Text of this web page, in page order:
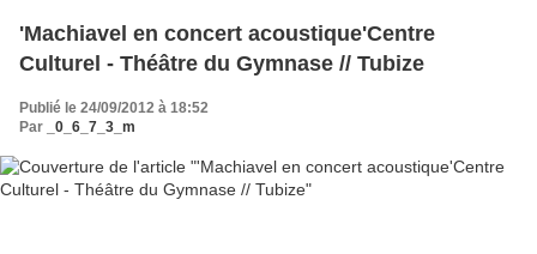
'Machiavel en concert acoustique'Centre
Culturel - Théâtre du Gymnase // Tubize
Publié le 24/09/2012 à 18:52
Par
_0_6_7_3_m